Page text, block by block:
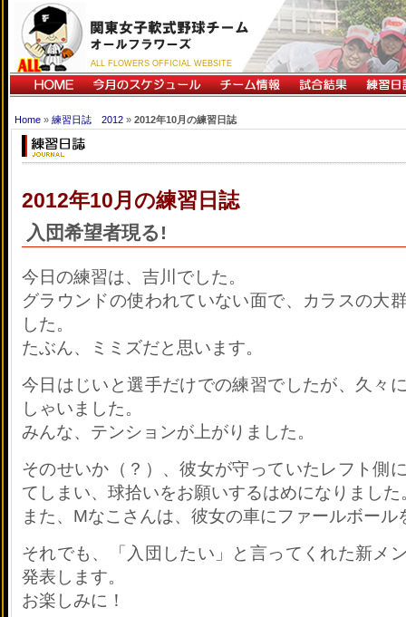
ALL FLOWERS OFFICIAL WEBSITE
Home » 練習日誌 2012 » 2012年10月の練習日誌
2012年10月の練習日誌
入団希望者現る!
今日の練習は、吉川でした。
グラウンドの使われていない面で、カラスの大
した。
たぶん、ミミズだと思います。
今日はじいと選手だけでの練習でしたが、久々
しゃいました。
みんな、テンションが上がりました。
そのせいか（？）、彼女が守っていたレフト側
てしまい、球拾いをお願いするはめになりました
また、Mなこさんは、彼女の車にファールボール
それでも、「入団したい」と言ってくれた新メ
発表します。
お楽しみに！